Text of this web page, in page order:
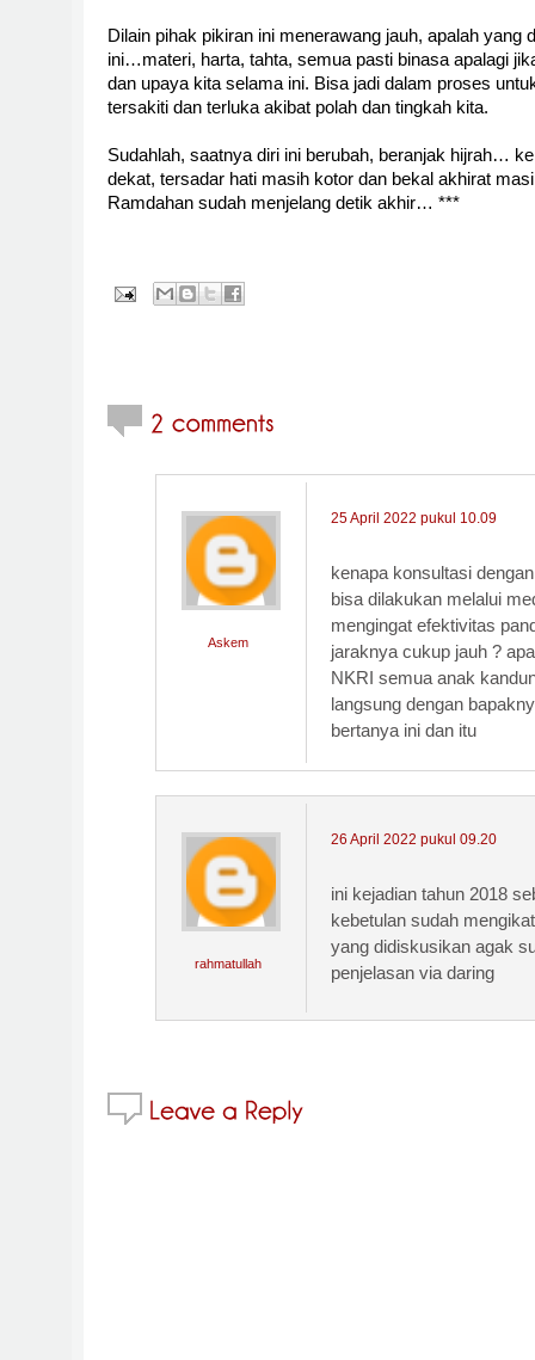
Dilain pihak pikiran ini menerawang jauh, apalah yang
ini…materi, harta, tahta, semua pasti binasa apalagi
dan upaya kita selama ini. Bisa jadi dalam proses
tersakiti dan terluka akibat polah dan tingkah kita.
Sudahlah, saatnya diri ini berubah, beranjak hijrah…
dekat, tersadar hati masih kotor dan bekal akhirat
Ramdahan sudah menjelang detik akhir… ***
Askem
25 April 2022 pukul 10.09
kenapa konsultasi
bisa dilakukan melalui
mengingat efektivitas
jaraknya cukup jauh ?
NKRI semua anak
langsung dengan
bertanya ini dan itu
rahmatullah
26 April 2022 pukul 09.20
ini kejadian tahun 2018
kebetulan sudah
yang didiskusikan agak
penjelasan via daring